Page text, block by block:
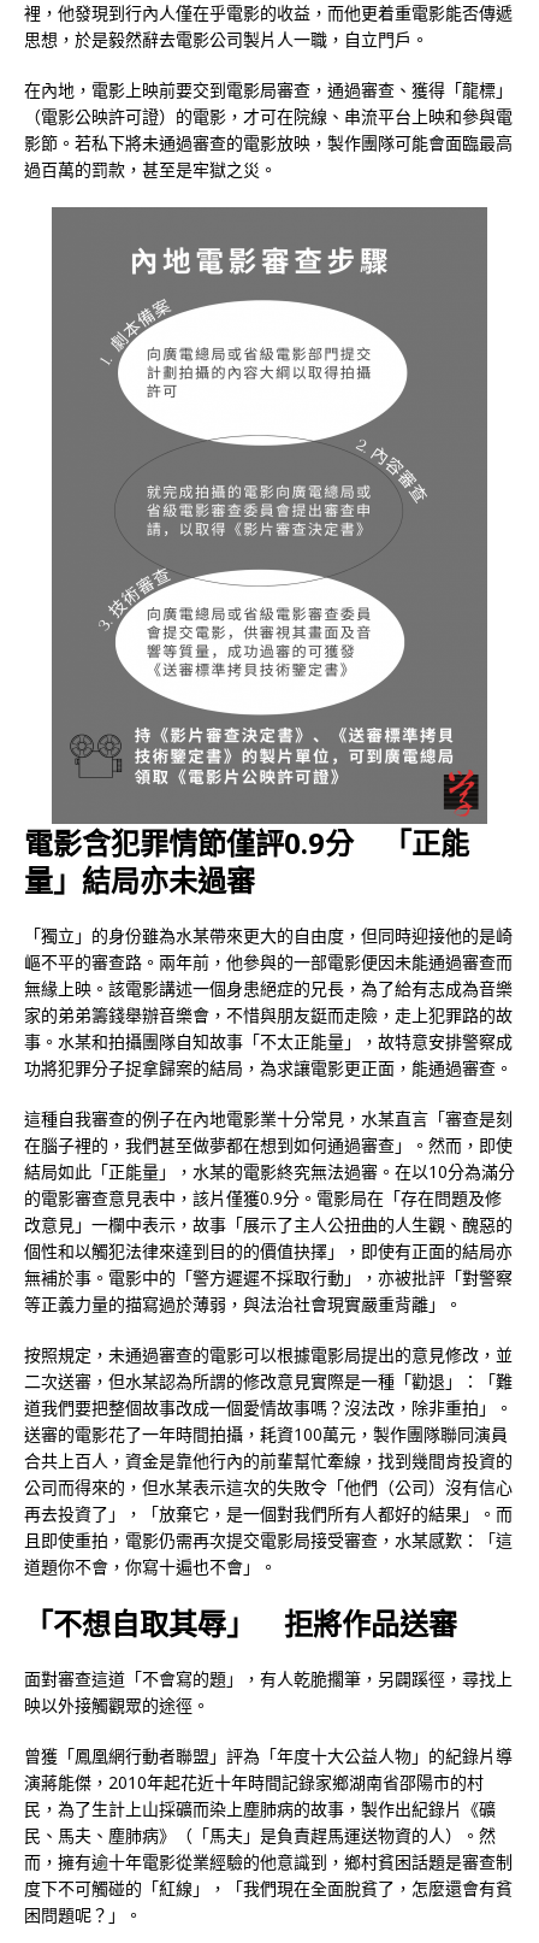
裡，他發現到行內人僅在乎電影的收益，而他更着重電影能否傳遞
思想，於是毅然辭去電影公司製片人一職，自立門戶。
在內地，電影上映前要交到電影局審查，通過審查、獲得「龍標」
（電影公映許可證）的電影，才可在院線、串流平台上映和參與電
影節。若私下將未通過審查的電影放映，製作團隊可能會面臨最高
過百萬的罰款，甚至是牢獄之災。
電影含犯罪情節僅評0.9分 「正能
量」結局亦未過審
「獨立」的身份雖為水某帶來更大的自由度，但同時迎接他的是崎
嶇不平的審查路。兩年前，他參與的一部電影便因未能通過審查而
無緣上映。該電影講述一個身患絕症的兄長，為了給有志成為音樂
家的弟弟籌錢舉辦音樂會，不惜與朋友鋌而走險，走上犯罪路的故
事。水某和拍攝團隊自知故事「不太正能量」，故特意安排警察成
功將犯罪分子捉拿歸案的結局，為求讓電影更正面，能通過審查。
這種自我審查的例子在內地電影業十分常見，水某直言「審查是刻
在腦子裡的，我們甚至做夢都在想到如何通過審查」。然而，即使
結局如此「正能量」，水某的電影終究無法過審。在以10分為滿分
的電影審查意見表中，該片僅獲0.9分。電影局在「存在問題及修
改意見」一欄中表示，故事「展示了主人公扭曲的人生觀、醜惡的
個性和以觸犯法律來達到目的的價值抉擇」，即使有正面的結局亦
無補於事。電影中的「警方遲遲不採取行動」，亦被批評「對警察
等正義力量的描寫過於薄弱，與法治社會現實嚴重背離」。
按照規定，未通過審查的電影可以根據電影局提出的意見修改，並
二次送審，但水某認為所謂的修改意見實際是一種「勸退」：「難
道我們要把整個故事改成一個愛情故事嗎？沒法改，除非重拍」。
送審的電影花了一年時間拍攝，耗資100萬元，製作團隊聯同演員
合共上百人，資金是靠他行內的前輩幫忙牽線，找到幾間肯投資的
公司而得來的，但水某表示這次的失敗令「他們（公司）沒有信心
再去投資了」，「放棄它，是一個對我們所有人都好的結果」。而
且即使重拍，電影仍需再次提交電影局接受審查，水某感歎：「這
道題你不會，你寫十遍也不會」。
「不想自取其辱」 拒將作品送審
面對審查這道「不會寫的題」，有人乾脆擱筆，另闢蹊徑，尋找上
映以外接觸觀眾的途徑。
曾獲「鳳凰網行動者聯盟」評為「年度十大公益人物」的紀錄片導
演蔣能傑，2010年起花近十年時間記錄家鄉湖南省邵陽市的村
民，為了生計上山採礦而染上塵肺病的故事，製作出紀錄片《礦
民、馬夫、塵肺病》（「馬夫」是負責趕馬運送物資的人）。然
而，擁有逾十年電影從業經驗的他意識到，鄉村貧困話題是審查制
度下不可觸碰的「紅線」，「我們現在全面脫貧了，怎麼還會有貧
困問題呢？」。